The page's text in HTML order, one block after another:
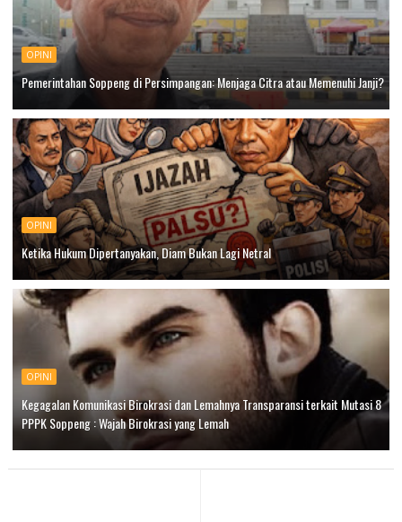
OPINI
Pemerintahan Soppeng di Persimpangan: Menjaga Citra atau Memenuhi Janji?
OPINI
Ketika Hukum Dipertanyakan, Diam Bukan Lagi Netral
OPINI
Kegagalan Komunikasi Birokrasi dan Lemahnya Transparansi terkait Mutasi 8
PPPK Soppeng : Wajah Birokrasi yang Lemah